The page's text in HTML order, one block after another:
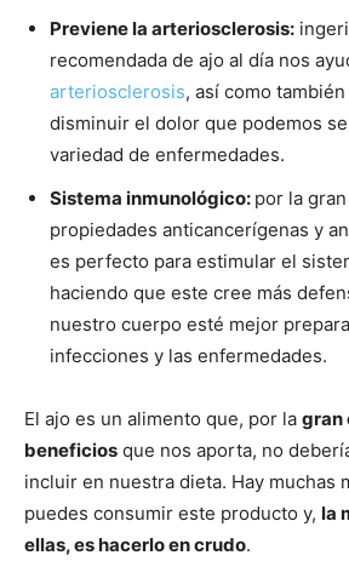
Previene la arteriosclerosis:
recomendada de ajo al día nos
arteriosclerosis, así como
disminuir el dolor que podemos
variedad de enfermedades.
Sistema inmunológico: por la
propiedades anticancerígenas y
es perfecto para estimular el
haciendo que este cree más
nuestro cuerpo esté mejor
infecciones y las enfermedades.
El ajo es un alimento que, por la gran
beneficios que nos aporta, no
incluir en nuestra dieta. Hay muchas
puedes consumir este producto y, la
ellas, es hacerlo en crudo.